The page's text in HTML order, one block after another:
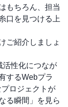
もちろん、担当
口を見つける上
ご紹介しましょ
活性化につなが
するWebプラ
ロジェクトが
る瞬間」を見ら